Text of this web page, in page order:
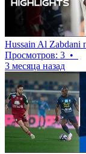
Hussain Al Zabdani
Просмотров: 3 •
3 месяца назад